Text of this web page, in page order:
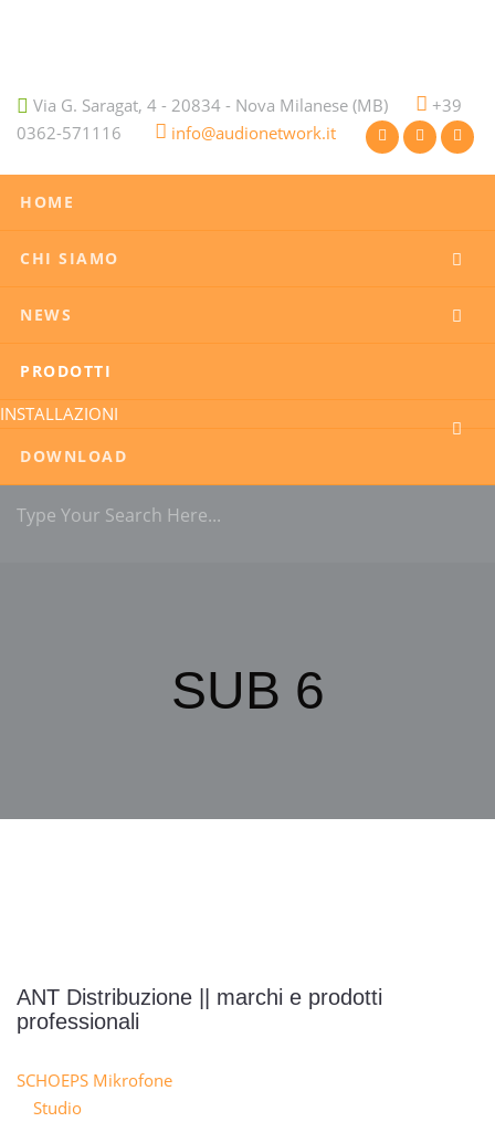
Via G. Saragat, 4 - 20834 - Nova Milanese (MB)
+39
0362-571116
info@audionetwork.it
HOME
CHI SIAMO
NEWS
PRODOTTI
INSTALLAZIONI
DOWNLOAD
SUB 6
ANT Distribuzione || marchi e prodotti
professionali
SCHOEPS Mikrofone
Studio